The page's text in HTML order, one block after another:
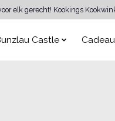
elk gerecht! Kookings
Castle